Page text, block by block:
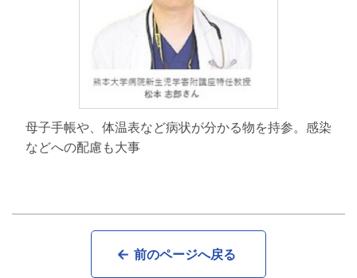
母子手帳や、体温表など病状が分かる物を持参。感染
などへの配慮も大事
前のページへ戻る